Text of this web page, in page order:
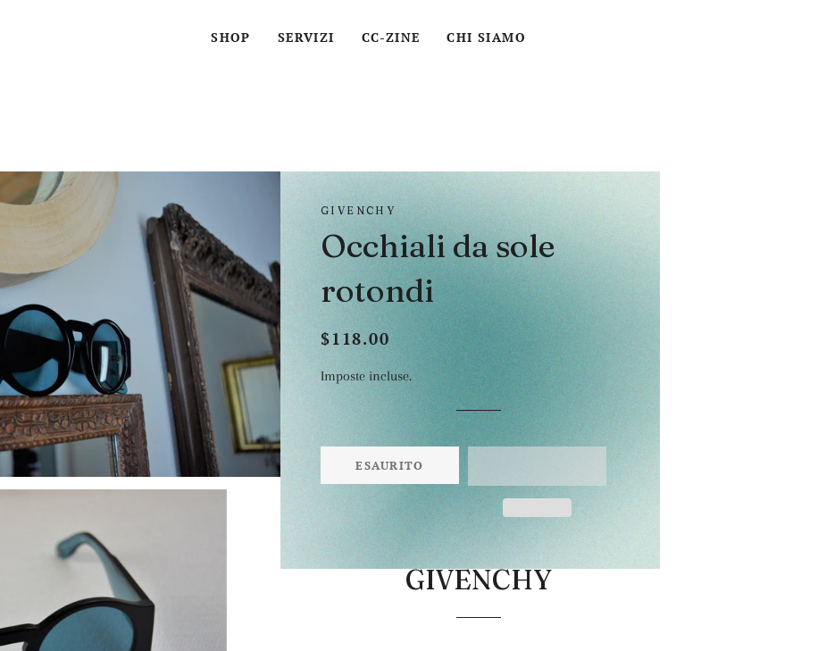
SHOP SERVIZI CC-ZINE CHI SIAMO
GIVENCHY
Occhiali da sole
rotondi
Prezzo
listino
Prezzo
scontato
$118.00
Imposte incluse.
ESAURITO
GIVENCHY